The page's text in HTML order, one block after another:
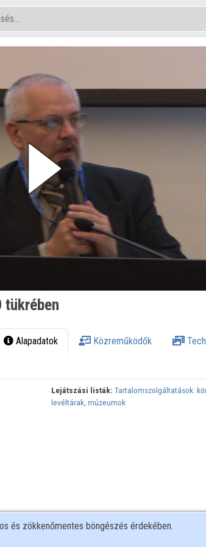
tükrében
Alapadatok Közreműködők
Lejátszási listák: Tartalomszolgáltatások:
levéltárak, múzeumok
és zökkenőmentes böngészés érdekében.